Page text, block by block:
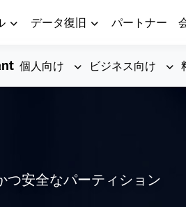
データ復旧 パートナー
個人向け ビジネス向け
つ安全なパーティション